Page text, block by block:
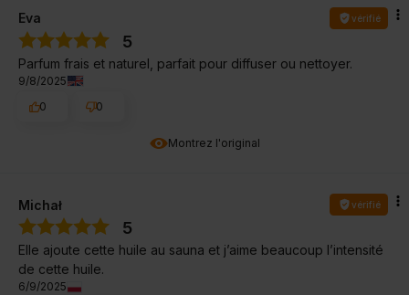
Montrez l'original
Eva vérifié
5
Parfum frais et naturel, parfait pour diffuser ou nettoyer.
9/8/2025
0
0
Michał vérifié
5
Elle ajoute cette huile au sauna et j’aime beaucoup l’intensité
de cette huile.
6/9/2025